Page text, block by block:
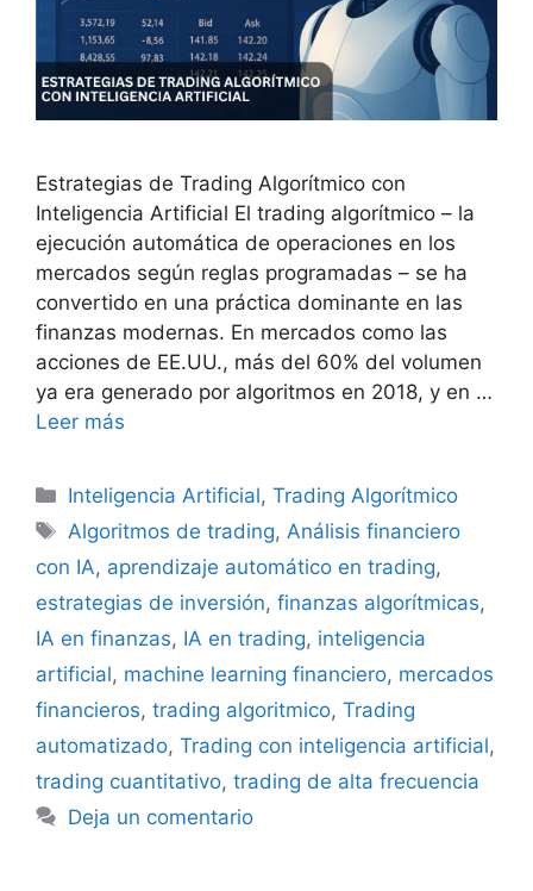
Estrategias de Trading Algorítmico con
Inteligencia Artificial El trading algorítmico – la
ejecución automática de operaciones en los
mercados según reglas programadas – se ha
convertido en una práctica dominante en las
finanzas modernas. En mercados como las
acciones de EE.UU., más del 60% del volumen
ya era generado por algoritmos en 2018​, y en …
Leer más
Categorías
Inteligencia Artificial,Trading Algorítmico
Etiquetas
Algoritmos de trading,Análisis financiero
con IA, aprendizaje automático en trading,
estrategias de inversión, finanzas algorítmicas,
IA en finanzas, IA en trading, inteligencia
artificial, machine learning financiero, mercados
financieros, trading algoritmico, Trading
automatizado, Trading con inteligencia artificial,
trading cuantitativo, trading de alta frecuencia
Deja un comentario